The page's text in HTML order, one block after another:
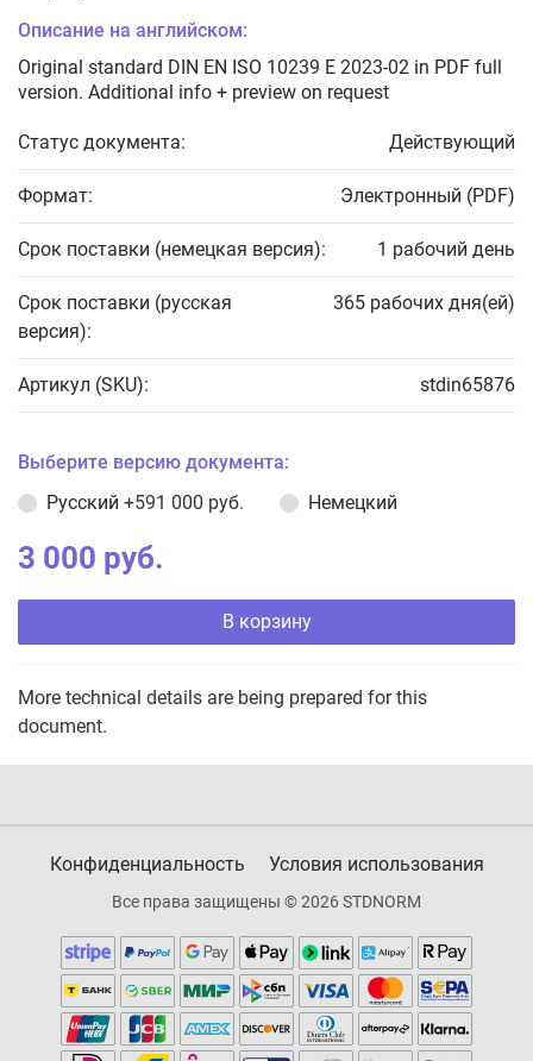
Описание на английском:
Original standard DIN EN ISO 10239 E 2023-02 in PDF full
version. Additional info + preview on request
Статус документа: Действующий
Формат: Электронный (PDF)
Срок поставки (немецкая версия): 1 рабочий день
Срок поставки (русская
версия):
365 рабочих дня(ей)
Артикул (SKU): stdin65876
Выберите версию документа:
Русский +591 000 руб. Немецкий
3 000 руб.
В корзину
More technical details are being prepared for this
document.
Конфиденциальность Условия использования
Все права защищены © 2026 STDNORM